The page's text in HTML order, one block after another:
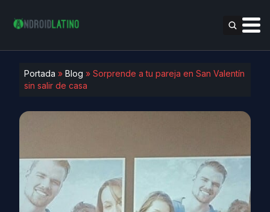
Portada » Blog » Sorprende a tu pareja en San Valentín
sin salir de casa